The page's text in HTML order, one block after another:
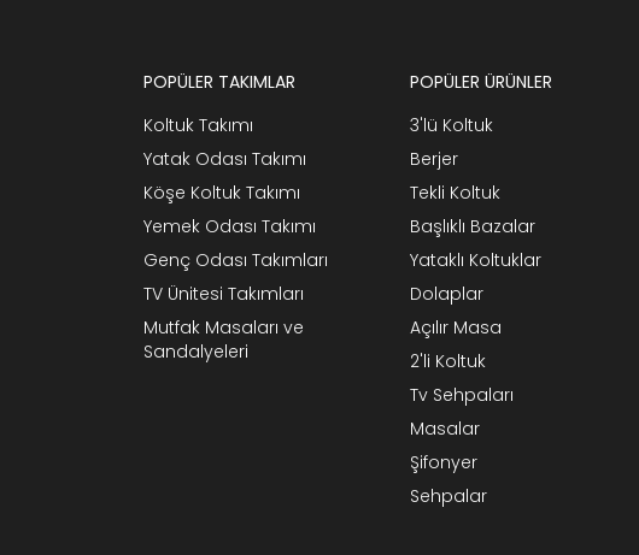
POPÜLER TAKIMLAR
Koltuk Takımı
Yatak Odası Takımı
Köşe Koltuk Takımı
Yemek Odası Takımı
Genç Odası Takımları
TV Ünitesi Takımları
Mutfak Masaları ve
Sandalyeleri
POPÜLER ÜRÜNLER
3'lü Koltuk
Berjer
Tekli Koltuk
Başlıklı Bazalar
Yataklı Koltuklar
Dolaplar
Açılır Masa
2'li Koltuk
Tv Sehpaları
Masalar
Şifonyer
Sehpalar